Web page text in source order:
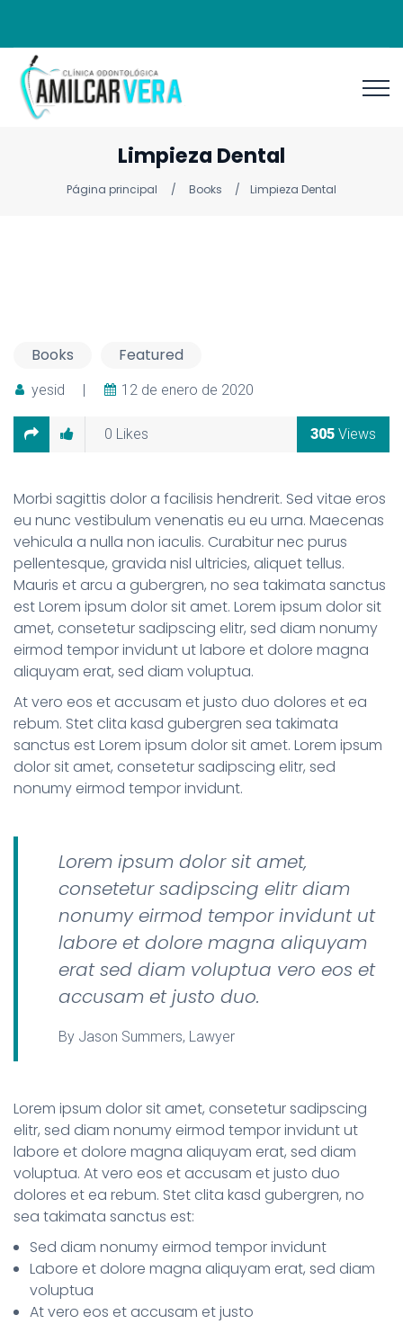
Limpieza Dental
Página principal Books Limpieza Dental
Books Featured
yesid | 12 de enero de 2020
0 Likes 305 Views
Morbi sagittis dolor a facilisis hendrerit. Sed vitae eros
eu nunc vestibulum venenatis eu eu urna. Maecenas
vehicula a nulla non iaculis. Curabitur nec purus
pellentesque, gravida nisl ultricies, aliquet tellus.
Mauris et arcu a gubergren, no sea takimata sanctus
est Lorem ipsum dolor sit amet. Lorem ipsum dolor sit
amet, consetetur sadipscing elitr, sed diam nonumy
eirmod tempor invidunt ut labore et dolore magna
aliquyam erat, sed diam voluptua.
At vero eos et accusam et justo duo dolores et ea
rebum. Stet clita kasd gubergren sea takimata
sanctus est Lorem ipsum dolor sit amet. Lorem ipsum
dolor sit amet, consetetur sadipscing elitr, sed
nonumy eirmod tempor invidunt.
Lorem ipsum dolor sit amet,
consetetur sadipscing elitr diam
nonumy eirmod tempor invidunt ut
labore et dolore magna aliquyam
erat sed diam voluptua vero eos et
accusam et justo duo.
By Jason Summers, Lawyer
Lorem ipsum dolor sit amet, consetetur sadipscing
elitr, sed diam nonumy eirmod tempor invidunt ut
labore et dolore magna aliquyam erat, sed diam
voluptua. At vero eos et accusam et justo duo
dolores et ea rebum. Stet clita kasd gubergren, no
sea takimata sanctus est:
Sed diam nonumy eirmod tempor invidunt
Labore et dolore magna aliquyam erat, sed diam
voluptua
At vero eos et accusam et justo